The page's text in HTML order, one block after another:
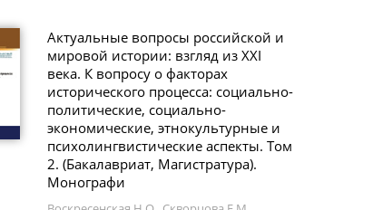
Актуальные вопросы российской и
мировой истории: взгляд из XXI
века. К вопросу о факторах
исторического процесса: социально-
политические, социально-
экономические, этнокультурные и
психолингвистические аспекты. Том
2. (Бакалавриат, Магистратура).
Монографи